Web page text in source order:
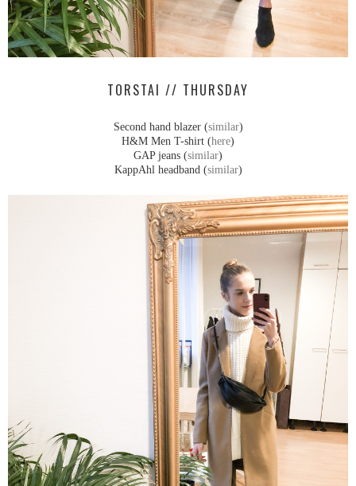
TORSTAI // THURSDAY
Second hand blazer (similar)
H&M Men T-shirt (here)
GAP jeans (similar)
KappAhl headband (similar)